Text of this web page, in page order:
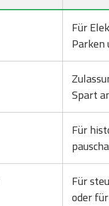
Für
Parken
Spart
Für
Für
oder